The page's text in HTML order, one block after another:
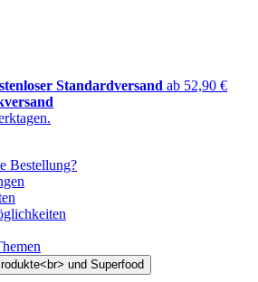
Standardversand ab 52,90 €
Bestellung?